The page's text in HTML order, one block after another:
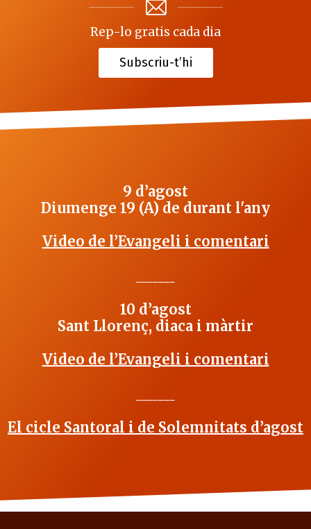
Rep-lo gratis cada dia
Subscriu-t’hi
9 d’agost
Diumenge 19 (A) de durant l'any
Video de l’Evangeli i comentari
10 d’agost
Sant Llorenç, diaca i màrtir
Video de l’Evangeli i comentari
El cicle Santoral i de Solemnitats d’agost